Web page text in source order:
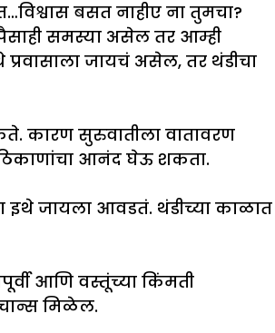
बसत नाहीए ना तुमचा?
समस्या असेल तर आम्ही
जायचं असेल, तर थंडीचा
कारण सुरुवातीला वातावरण
आनंद घेऊ शकता.
इथे जायला आवडतं. थंडीच्या काळात
आणि वस्तूंच्या किंमती
मिळेल.